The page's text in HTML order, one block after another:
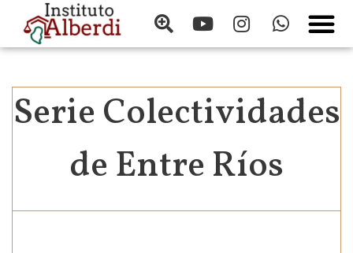
Serie Colectividades
de Entre Ríos